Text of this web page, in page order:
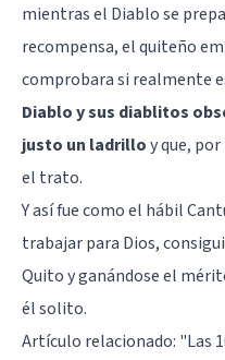
mientras el Diablo se
recompensa, el quiteño
comprobara si realmente
Diablo y sus diablitos
justo un ladrilloy que,
el trato.
Y así fue como el hábil
trabajar para Dios,
Quito y ganándose el
él solito.
Artículo relacionado: "Las